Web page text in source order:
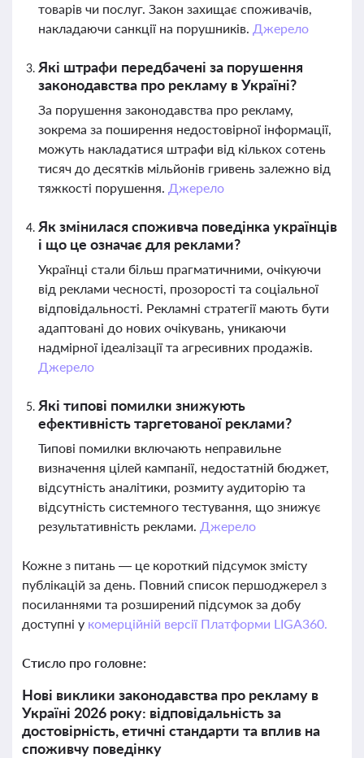
товарів чи послуг. Закон захищає споживачів,
накладаючи санкції на порушників. Джерело
Які штрафи передбачені за порушення
законодавства про рекламу в Україні?
За порушення законодавства про рекламу,
зокрема за поширення недостовірної інформації,
можуть накладатися штрафи від кількох сотень
тисяч до десятків мільйонів гривень залежно від
тяжкості порушення. Джерело
Як змінилася споживча поведінка українців
і що це означає для реклами?
Українці стали більш прагматичними, очікуючи
від реклами чесності, прозорості та соціальної
відповідальності. Рекламні стратегії мають бути
адаптовані до нових очікувань, уникаючи
надмірної ідеалізації та агресивних продажів.
Джерело
Які типові помилки знижують
ефективність таргетованої реклами?
Типові помилки включають неправильне
визначення цілей кампанії, недостатній бюджет,
відсутність аналітики, розмиту аудиторію та
відсутність системного тестування, що знижує
результативність реклами. Джерело
Кожне з питань — це короткий підсумок змісту
публікацій за день. Повний список першоджерел з
посиланнями та розширений підсумок за добу
доступні у комерційній версії Платформи LIGA360.
Стисло про головне:
Нові виклики законодавства про рекламу в
Україні 2026 року: відповідальність за
достовірність, етичні стандарти та вплив на
споживчу поведінку